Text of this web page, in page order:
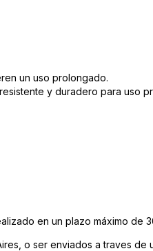
un uso prolongado.
y duradero para uso
en un plazo máximo de
o ser enviados a traves de